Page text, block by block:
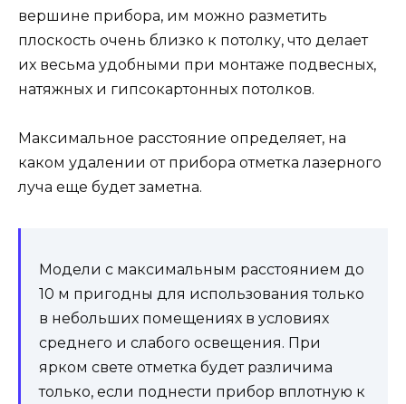
вершине прибора, им можно разметить
плоскость очень близко к потолку, что делает
их весьма удобными при монтаже подвесных,
натяжных и гипсокартонных потолков.
Максимальное расстояние определяет, на
каком удалении от прибора отметка лазерного
луча еще будет заметна.
Модели с максимальным расстоянием до
10 м пригодны для использования только
в небольших помещениях в условиях
среднего и слабого освещения. При
ярком свете отметка будет различима
только, если поднести прибор вплотную к